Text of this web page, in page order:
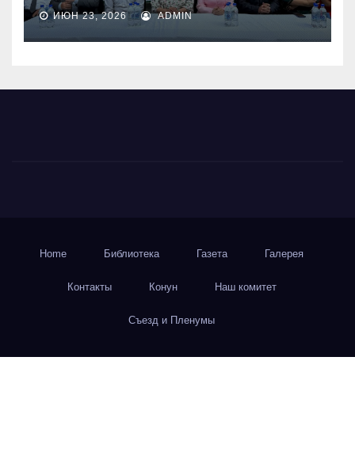
ИЮН 23, 2026 ADMIN
Home Библиотека Газета Галерея
Контакты Конун Наш комитет
Съезд и Пленумы